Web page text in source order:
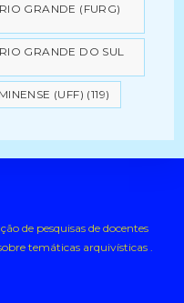
GRANDE (FURG)
GRANDE DO SUL
(UFF) (119)
de pesquisas de docentes
temáticas arquivísticas .